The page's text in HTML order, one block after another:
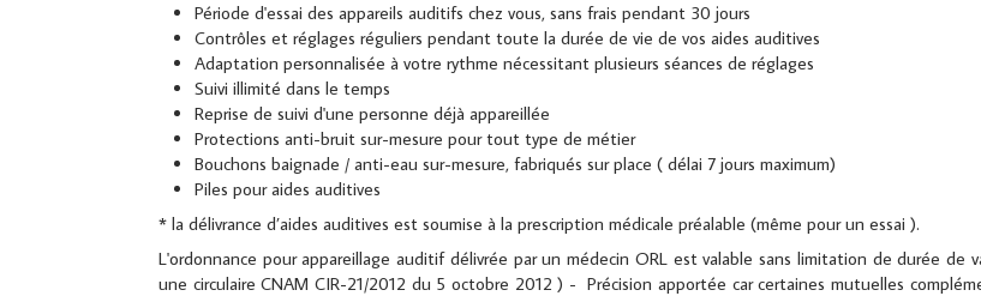
Période d'essai des appareils auditifs chez vous, sans frais pendant 30 jours
Contrôles et réglages réguliers pendant toute la durée de vie de vos aides auditives
Adaptation personnalisée à votre rythme nécessitant plusieurs séances de réglages
Suivi illimité dans le temps
Reprise de suivi d'une personne déjà appareillée
Protections anti-bruit sur-mesure pour tout type de métier
Bouchons baignade / anti-eau sur-mesure, fabriqués sur place ( délai 7 jours maximum)
Piles pour aides auditives
* la délivrance d’aides auditives est soumise à la prescription médicale préalable (même pour un essai ).
L'ordonnance pour appareillage auditif délivrée par un médecin ORL est valable sans limitation de durée
une circulaire CNAM CIR-21/2012 du 5 octobre 2012 ) - Précision apportée car certaines mutuelles